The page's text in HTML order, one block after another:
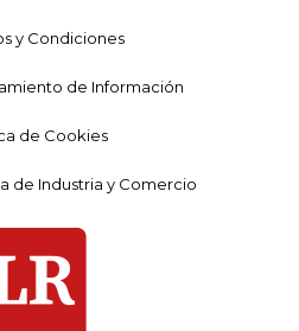
y Condiciones
de Información
de Cookies
de Industria y Comercio